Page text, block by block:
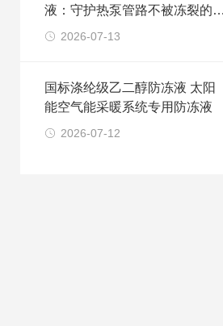
液：守护热泵管路不被冻裂的最
后一道防线
2026-07-13
国标涤纶级乙二醇防冻液 太阳
能空气能采暖系统专用防冻液
2026-07-12